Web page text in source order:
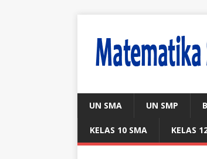
UN SMA UN SMP
KELAS 10 SMA KELAS